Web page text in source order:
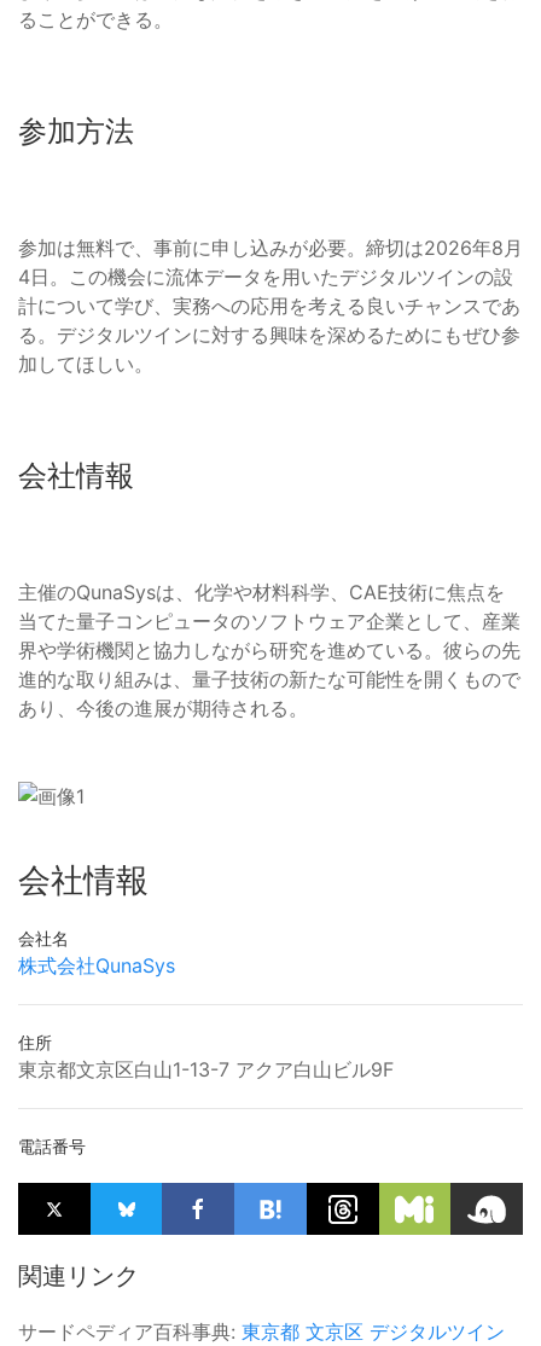
ることができる。
参加方法
参加は無料で、事前に申し込みが必要。締切は2026年8月
4日。この機会に流体データを用いたデジタルツインの設
計について学び、実務への応用を考える良いチャンスであ
る。デジタルツインに対する興味を深めるためにもぜひ参
加してほしい。
会社情報
主催のQunaSysは、化学や材料科学、CAE技術に焦点を
当てた量子コンピュータのソフトウェア企業として、産業
界や学術機関と協力しながら研究を進めている。彼らの先
進的な取り組みは、量子技術の新たな可能性を開くもので
あり、今後の進展が期待される。
会社情報
会社名
株式会社QunaSys
住所
東京都文京区白山1-13-7 アクア白山ビル9F
電話番号
関連リンク
サードペディア百科事典: 東京都 文京区 デジタルツイン